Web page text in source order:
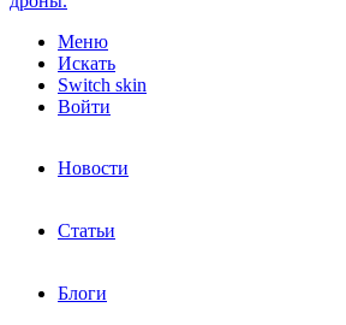
Меню
Искать
Switch skin
Войти
Новости
Статьи
Блоги